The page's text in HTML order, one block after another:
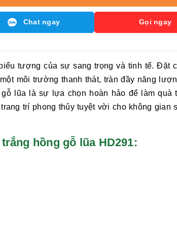
Chat ngay Gọi ngay
tượng của sự sang trọng và tinh tế. Đặt
môi trường thanh thát, tràn đầy năng
lũa
là sự lựa chọn hoàn hảo để làm quà
trí phong thủy tuyệt vời cho không gian
hồng gỗ lũa HD291: